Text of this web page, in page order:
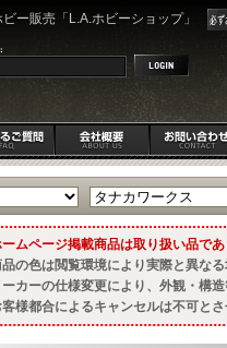
ー販売「L.A.ホビーショップ」
ムページ掲載商品は取り扱い品で
の色は閲覧環境により実際と異なる
ーカーの仕様変更により、外観・構
客様都合によるキャンセルは不可と